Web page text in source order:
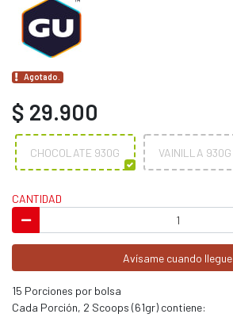
Agotado.
$ 29.900
CHOCOLATE 930G VAINILLA 930G
CANTIDAD
Avísame cuando llegue
15 Porciones por bolsa
Cada Porción, 2 Scoops (61gr) contiene: